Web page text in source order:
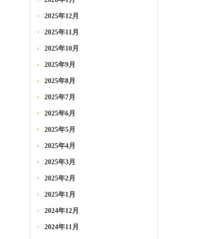
2025年12月
2025年11月
2025年10月
2025年9月
2025年8月
2025年7月
2025年6月
2025年5月
2025年4月
2025年3月
2025年2月
2025年1月
2024年12月
2024年11月